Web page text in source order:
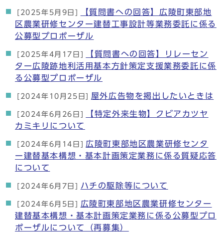
[2025年5月9日]
【質問書への回答】広陵町東部地
区農業研修センター建替工事設計等業務委託に係る
公募型プロポーザル
[2025年4月17日]
【質問書への回答】リレーセン
ター広陵跡地利活用基本方針策定支援業務委託に係
る公募型プロポーザル
[2024年10月25日] 屋外広告物を掲出したいときは
[2024年6月26日]
【特定外来生物】クビアカツヤ
カミキリについて
[2024年6月14日] 広陵町東部地区農業研修センタ
ー建替基本構想・基本計画策定業務に係る質疑応答
について
[2024年6月7日] ハチの駆除等について
[2024年6月5日]
広陵町東部地区農業研修センター
建替基本構想・基本計画策定業務に係る公募型プロ
ポーザルについて（再募集）